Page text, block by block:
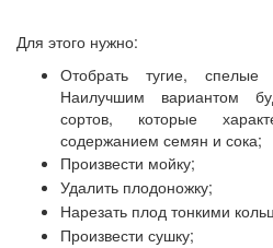
Для этого нужно:
Отобрать тугие,
Наилучшим вариантом
сортов, которые
содержанием семян и сока;
Произвести мойку;
Удалить плодоножку;
Нарезать плод тонкими
Произвести сушку;